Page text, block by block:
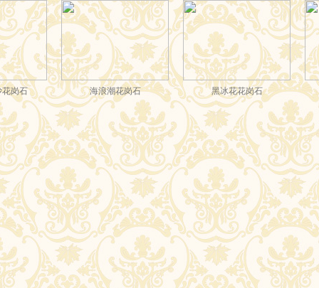
海浪潮花岗石 黑冰花花岗石 菩提
南充市西充县城北新区四馆
一场
南充新四馆一场工程案例最
新动态
秋